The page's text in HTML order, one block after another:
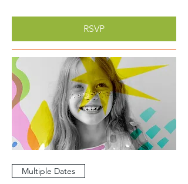
RSVP
Multiple Dates